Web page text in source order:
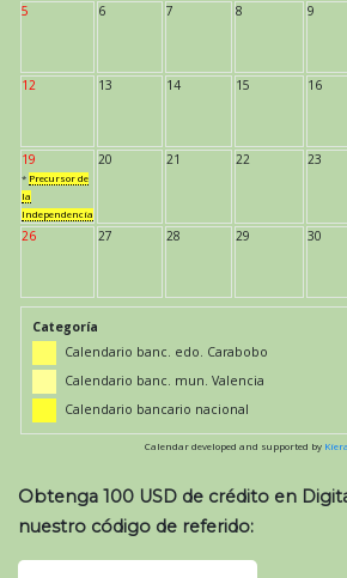
5 6 7 8 9
12 13 14 15 16
19
* Precursor de
la
Independencia
20 21 22 23
26 27 28 29 30
Categoría
Calendario banc. edo. Carabobo
Calendario banc. mun. Valencia
Calendario bancario nacional
Calendar developed and supported by
Obtenga 100 USD de crédito en
nuestro código de referido: